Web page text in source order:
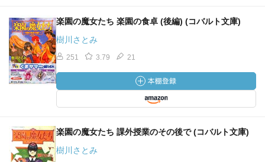
楽園の魔女たち 楽園の食卓 (後編) (コバルト文庫)
樹川さとみ
251 3.79 21
楽園の魔女たち 課外授業のその後で (コバルト文庫)
樹川さとみ